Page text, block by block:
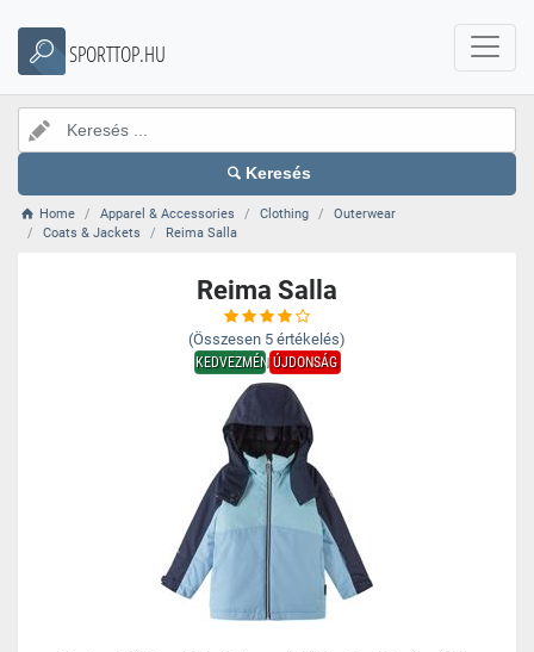
SPORTTOP.HU
Keresés
Home Apparel & Accessories Clothing
Outerwear
Coats & Jackets
Reima Salla
Reima Salla
(Összesen 5 értékelés)
KEDVEZMÉNYÚJDONSÁG